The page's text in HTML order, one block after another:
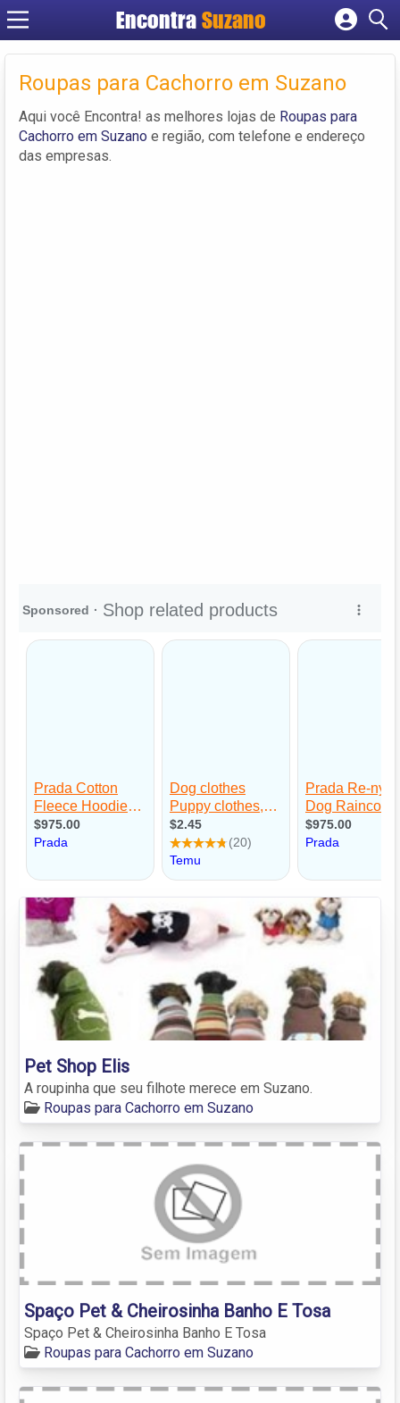
EncontraSuzano
Cadastrar empresa
Criar conta
Roupas para Cachorro em Suzano
Aqui você Encontra! as melhores lojas de Roupas para
Cachorro em Suzano e região, com telefone e endereço
das empresas.
Pet Shop Elis
A roupinha que seu filhote merece em Suzano.
Roupas para Cachorro em Suzano
Spaço Pet & Cheirosinha Banho E Tosa
Spaço Pet & Cheirosinha Banho E Tosa
Roupas para Cachorro em Suzano